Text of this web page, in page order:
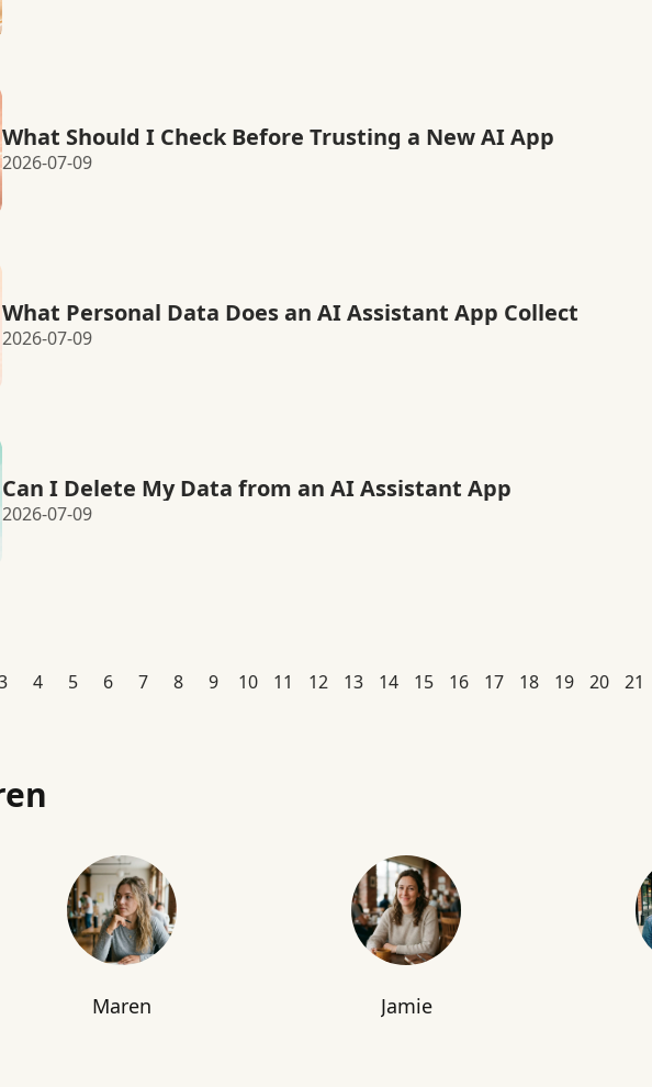
What Should I Check Before Trusting a New AI App
2026-07-09
What Personal Data Does an AI Assistant App Collect
2026-07-09
Can I Delete My Data from an AI Assistant App
2026-07-09
4 5 6 7 8 9 10 11 12 13 14 15 16 17 18 19 20 21
Maren Jamie